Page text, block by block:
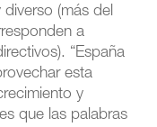
(más del
a
“España
esta
y
que las palabras